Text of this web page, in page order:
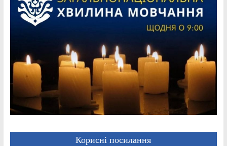
Корисні посилання